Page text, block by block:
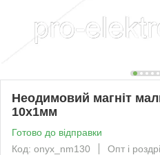
Неодимовий магніт
10х1мм
Готово до відправки
Код: onyx_nm130
Опт і